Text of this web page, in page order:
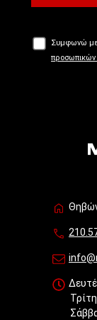
Συμφωνώ